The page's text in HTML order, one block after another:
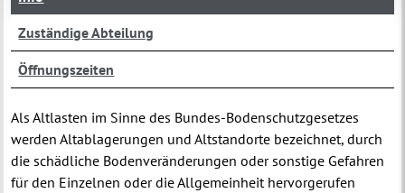
Zuständige Abteilung
Öffnungszeiten
Als Altlasten im Sinne des Bundes-Bodenschutzgesetzes
werden Altablagerungen und Altstandorte bezeichnet, durch
die schädliche Bodenveränderungen oder sonstige Gefahren
für den Einzelnen oder die Allgemeinheit hervorgerufen